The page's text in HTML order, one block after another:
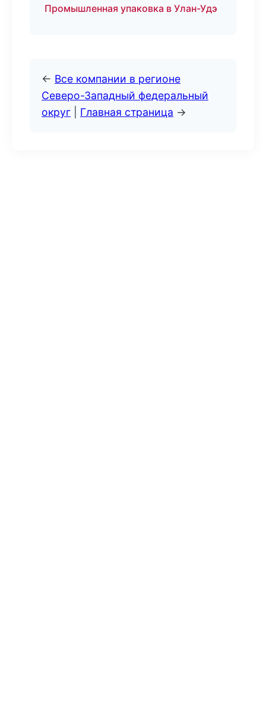
Промышленная упаковка в Улан-Удэ
← Все компании в регионе
Северо-Западный федеральный
округ
Главная страница →